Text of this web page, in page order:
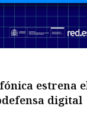
estrena
digital